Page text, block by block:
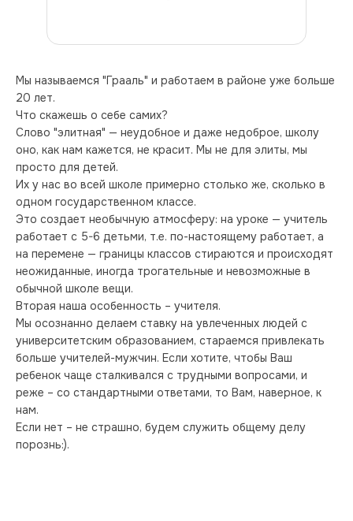
Мы называемся "Грааль" и работаем в районе уже больше
20 лет.
Что скажешь о себе самих?
Слово "элитная" — неудобное и даже недоброе, школу
оно, как нам кажется, не красит. Мы не для элиты, мы
просто для детей.
Их у нас во всей школе примерно столько же, сколько в
одном государственном классе.
Это создает необычную атмосферу: на уроке — учитель
работает с 5-6 детьми, т.е. по-настоящему работает, а
на перемене — границы классов стираются и происходят
неожиданные, иногда трогательные и невозможные в
обычной школе вещи.
Вторая наша особенность – учителя.
Мы осознанно делаем ставку на увлеченных людей с
университетским образованием, стараемся привлекать
больше учителей-мужчин. Если хотите, чтобы Ваш
ребенок чаще сталкивался с трудными вопросами, и
реже – со стандартными ответами, то Вам, наверное, к
нам.
Если нет – не страшно, будем служить общему делу
порознь:).